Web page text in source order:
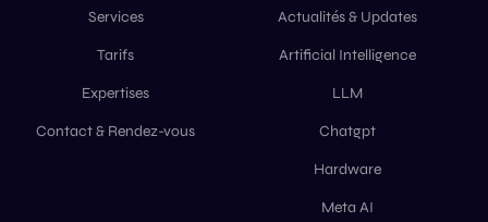
Services
Tarifs
Expertises
Contact & Rendez-vous
Actualités & Updates
Artificial Intelligence
LLM
Chatgpt
Hardware
Meta AI